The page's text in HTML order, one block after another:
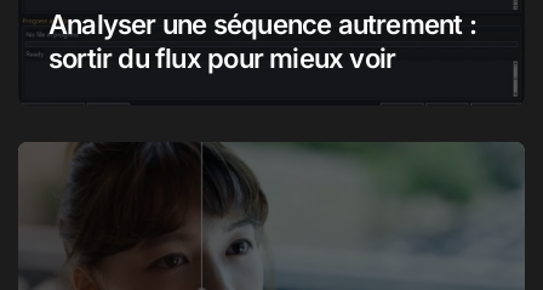
Analyser une séquence autrement :
sortir du flux pour mieux voir